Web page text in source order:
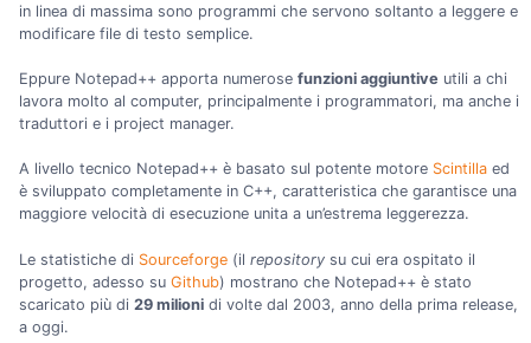
in linea di massima sono programmi che servono soltanto a leggere e
modificare file di testo semplice.
Eppure Notepad++ apporta numerose funzioni aggiuntive utili a chi
lavora molto al computer, principalmente i programmatori, ma anche i
traduttori e i project manager.
A livello tecnico Notepad++ è basato sul potente motore Scintilla ed
è sviluppato completamente in C++, caratteristica che garantisce una
maggiore velocità di esecuzione unita a un’estrema leggerezza.
Le statistiche di Sourceforge (il repository su cui era ospitato il
progetto, adesso su Github) mostrano che Notepad++ è stato
scaricato più di 29 milioni di volte dal 2003, anno della prima release,
a oggi.